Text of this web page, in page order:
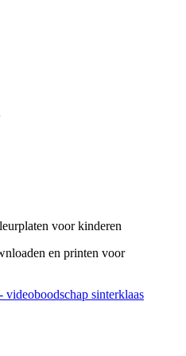
voor kinderen
en printen voor
videoboodschap sinterklaas